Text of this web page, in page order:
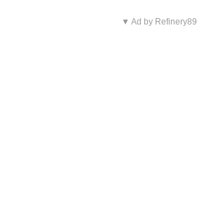
▼ Ad by Refinery89